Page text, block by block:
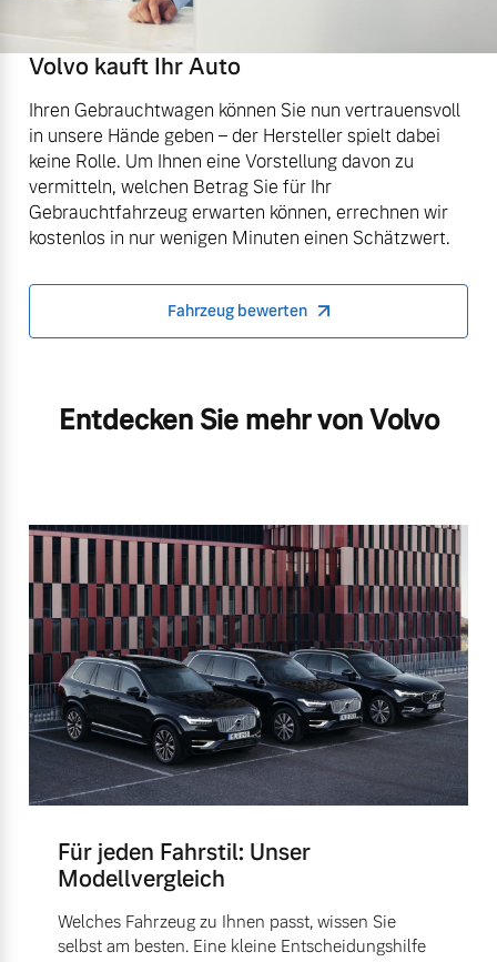
Volvo kauft Ihr Auto
Ihren Gebrauchtwagen können Sie nun vertrauensvoll
in unsere Hände geben – der Hersteller spielt dabei
keine Rolle. Um Ihnen eine Vorstellung davon zu
vermitteln, welchen Betrag Sie für Ihr
Gebrauchtfahrzeug erwarten können, errechnen wir
kostenlos in nur wenigen Minuten einen Schätzwert.
Fahrzeug bewerten
Entdecken Sie mehr von Volvo
Für jeden Fahrstil: Unser
Modellvergleich
Welches Fahrzeug zu Ihnen passt, wissen Sie
selbst am besten. Eine kleine Entscheidungshilfe